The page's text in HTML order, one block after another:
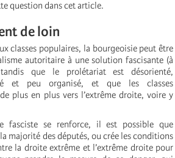
question dans cet article.
de loin
classes populaires, la bourgeoisie peut être
autoritaire à une solution fascisante (à
tandis que le prolétariat est désorienté,
et peu organisé, et que les classes
plus en plus vers l’extrême droite, voire y
fasciste se renforce, il est possible que
majorité des députés, ou crée les conditions
la droite extrême et l’extrême droite pour